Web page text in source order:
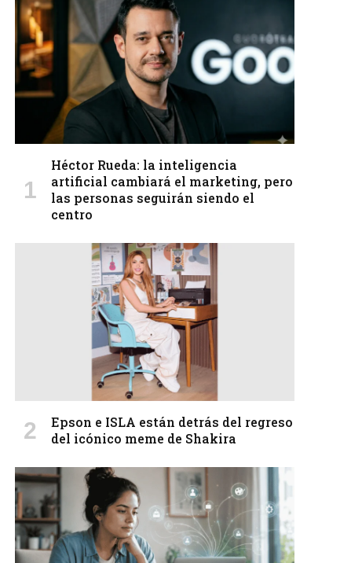
Héctor Rueda: la inteligencia
artificial cambiará el marketing, pero
las personas seguirán siendo el
centro
Epson e ISLA están detrás del regreso
del icónico meme de Shakira